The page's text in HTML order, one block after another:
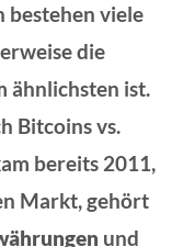
bestehen viele
die
ähnlichsten ist.
Bitcoins vs.
bereits 2011,
Markt, gehört
und